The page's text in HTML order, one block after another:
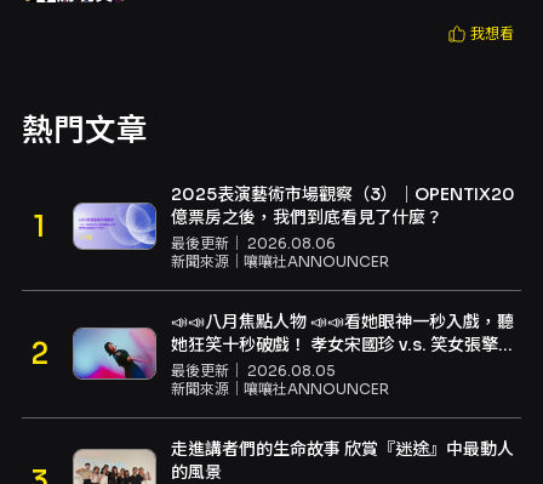
我想看
熱門文章
2025表演藝術市場觀察（3）｜OPENTIX20
億票房之後，我們到底看見了什麼？
最後更新｜ 2026.08.06
新聞來源｜ 嚷嚷社ANNOUNCER
📣📣八月焦點人物 📣📣看她眼神一秒入戲，聽
她狂笑十秒破戲！ 孝女宋國珍 v.s. 笑女張擎
佳：本是同根生，相約壓車別太急
最後更新｜ 2026.08.05
新聞來源｜ 嚷嚷社ANNOUNCER
走進講者們的生命故事 欣賞『迷途』中最動人
的風景